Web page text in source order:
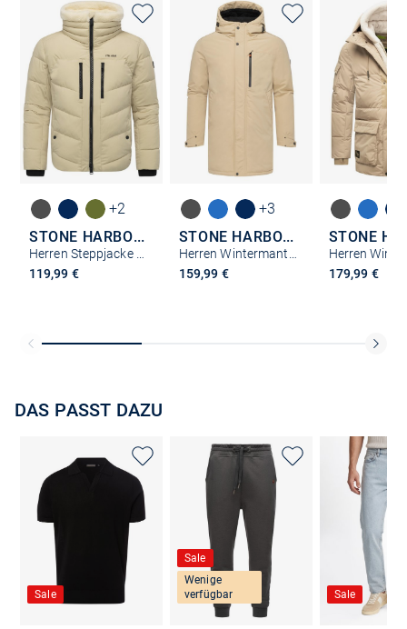
+2
STONE HARBOUR
119,99 €
+3
STONE HARBOUR
159,99 €
179,99 €
DAS PASST DAZU
Sale
Sale
Wenige
verfügbar
Sale